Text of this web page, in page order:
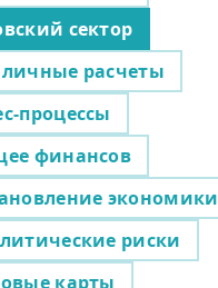
сектор
расчеты
процессы
финансов
экономики
риски
карты